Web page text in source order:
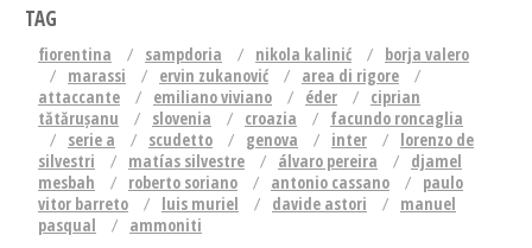
TAG
fiorentina sampdoria nikola kalinić
borja valero
marassi
ervin zukanović
area di rigore
attaccante
emiliano viviano éder
ciprian
tătărușanu
slovenia croazia
facundo roncaglia
serie a
scudetto genova inter
lorenzo de
silvestri
matías silvestre álvaro pereira
djamel
mesbah
roberto soriano antonio cassano
paulo
vitor barreto
luis muriel davide astori
manuel
pasqual
ammoniti